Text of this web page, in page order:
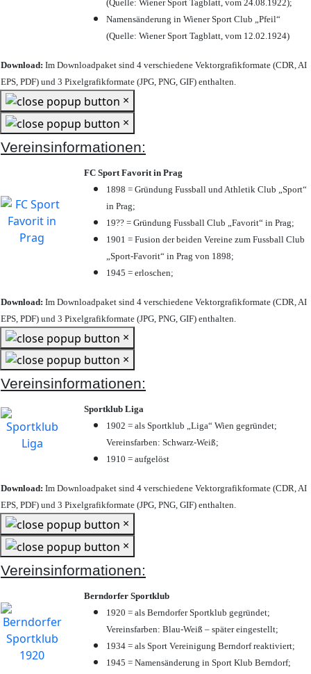
(Quelle: Wiener Sport Tagblatt, vom 24.08.1922);
Namensänderung in Wiener Sport Club „Pfeil“
(Quelle: Wiener Sport Tagblatt, vom 12.02.1924)
Download: Im Downloadpaket sind 4 verschiedene Vektorgrafikformate (CDR, AI
EPS, PDF) und 3 Pixelgrafikformate (JPG, PNG, GIF) enthalten.
×
×
Vereinsinformationen:
FC Sport Favorit in Prag
1898 = Gründung Fussball und Athletik Club „Sport“
in Prag;
19?? = Gründung Fussball Club „Favorit“ in Prag;
1901 = Fusion der beiden Vereine zum Fussball Club
„Sport-Favorit“ in Prag von 1898;
1945 = erloschen;
Download: Im Downloadpaket sind 4 verschiedene Vektorgrafikformate (CDR, AI
EPS, PDF) und 3 Pixelgrafikformate (JPG, PNG, GIF) enthalten.
×
×
Vereinsinformationen:
Sportklub Liga
1902 = als Sportklub „Liga“ Wien gegründet;
Vereinsfarben: Schwarz-Weiß;
1910 = aufgelöst
Download: Im Downloadpaket sind 4 verschiedene Vektorgrafikformate (CDR, AI
EPS, PDF) und 3 Pixelgrafikformate (JPG, PNG, GIF) enthalten.
×
×
Vereinsinformationen:
Berndorfer Sportklub
1920 = als Berndorfer Sportklub gegründet;
Vereinsfarben: Blau-Weiß – später eingestellt;
1934 = als Sport Vereinigung Berndorf reaktiviert;
1945 = Namensänderung in Sport Klub Berndorf;